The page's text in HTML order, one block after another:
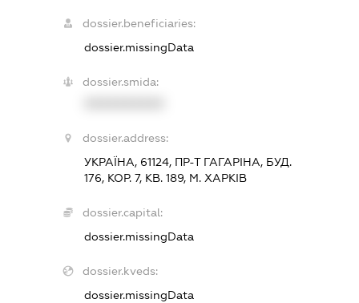
dossier.beneficiaries:
dossier.missingData
dossier.smida:
dossier.address:
УКРАЇНА, 61124, ПР-Т ГАГАРІНА, БУД.
176, КОР. 7, КВ. 189, М. ХАРКІВ
dossier.capital:
dossier.missingData
dossier.kveds:
dossier.missingData